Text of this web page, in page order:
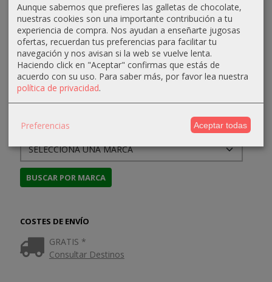
MARCAS
COSTES DE ENVÍO
GRATIS *
Consultar Destinos
12,00 € 5,00 € 19,95 €
Aunque sabemos que prefieres las galletas de chocolate,
nuestras cookies son una importante contribución a tu
experiencia de compra. Nos ayudan a enseñarte jugosas
ofertas, recuerdan tus preferencias para facilitar tu
navegación y nos avisan si la web se vuelve lenta.
Haciendo click en "Aceptar" confirmas que estás de
acuerdo con su uso. Para saber más, por favor lea nuestra
política de privacidad.
Preferencias Aceptar todas